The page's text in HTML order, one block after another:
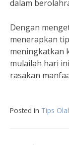
dalam
Dengan
menerapkan
meningkatkan
mulailah hari
rasakan
Posted in Tips